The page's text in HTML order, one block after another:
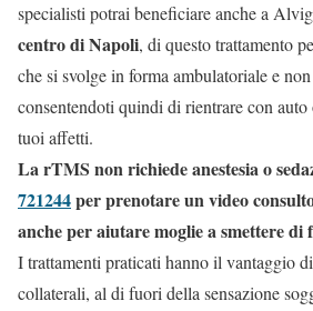
specialisti potrai beneficiare anche a
centro di Napoli, di questo trattamento
che si svolge in forma ambulatoriale e
consentendoti quindi di rientrare con auto
tuoi affetti.
La rTMS non richiede anestesia o
721244per prenotare un video
anche per aiutare moglie a smettere di
I trattamenti praticati hanno il vantaggio
collaterali, al di fuori della sensazione